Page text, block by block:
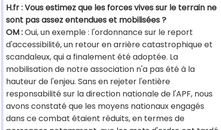
H.fr : Vous estimez que les forces vives sur le terrain ne
sont pas assez entendues et mobilisées ?
OM :Oui, un exemple : l'ordonnance sur le report
d'accessibilité, un retour en arrière catastrophique et
scandaleux, qui a finalement été adoptée. La
mobilisation de notre association n'a pas été à la
hauteur de l'enjeu. Sans en rejeter l'entière
responsabilité sur la direction nationale de l'APF, nous
avons constaté que les moyens nationaux engagés
dans ce combat étaient réduits, en termes de